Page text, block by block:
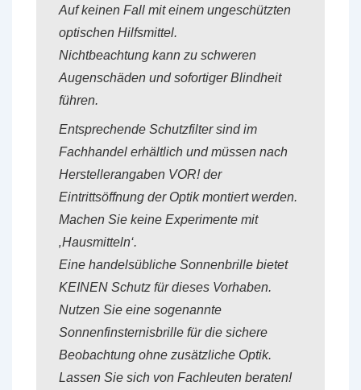
Auf keinen Fall mit einem ungeschützten
optischen Hilfsmittel.
Nichtbeachtung kann zu schweren
Augenschäden und sofortiger Blindheit
führen.
Entsprechende Schutzfilter sind im
Fachhandel erhältlich und müssen nach
Herstellerangaben VOR! der
Eintrittsöffnung der Optik montiert werden.
Machen Sie keine Experimente mit
‚Hausmitteln‘.
Eine handelsübliche Sonnenbrille bietet
KEINEN Schutz für dieses Vorhaben.
Nutzen Sie eine sogenannte
Sonnenfinsternisbrille für die sichere
Beobachtung ohne zusätzliche Optik.
Lassen Sie sich von Fachleuten beraten!